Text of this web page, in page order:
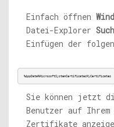
Einfach öffnen
Datei-Explorer
Einfügen der
%AppData%MicrosoftSystemCertificatesMyCertificates
Sie können jetzt
Benutzer auf
Zertifikate